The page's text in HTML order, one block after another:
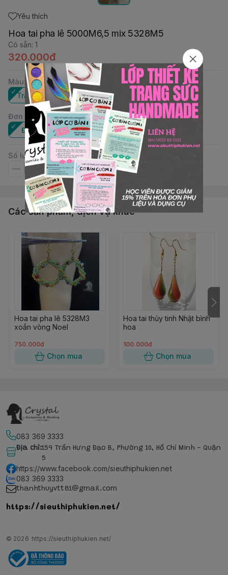
Yêu thích
Hoa tai pha lê 5000M6,5 mix 5328M5
Có sẵn: 1
320.000đ
Màu:
Trắng AB
Đơn vị
Đôi
Số lượng
Các sản phẩm, dịch vụ khác
Hoa tai pha lê 5328M3
xoắn vòng Noel
750.000đ
Chọn mua
Hoa tai thủy tinh Nhật bình
hoa
100.000đ
Chọn mua
083 369 3333
Địa chỉ:159 Trần Hưng Đạo B, Phường 10, Hồ Chí Minh - Quận
5
https://www.facebook.com/sieuthiphukien.net
083 369 3333
thanhthuyvtt81@gmail.com
https://sieuthiphukien.net/
© 2026 https://sieuthiphukien.net/